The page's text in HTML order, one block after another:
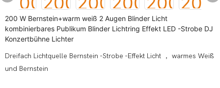
200 W Bernstein+warm weiß 2 Augen Blinder Licht
kombinierbares Publikum Blinder Lichtring Effekt LED -Strobe DJ
Konzertbühne Lichter
Dreifach Lichtquelle Bernstein -Strobe -Effekt Licht ， warmes Weiß
und Bernstein